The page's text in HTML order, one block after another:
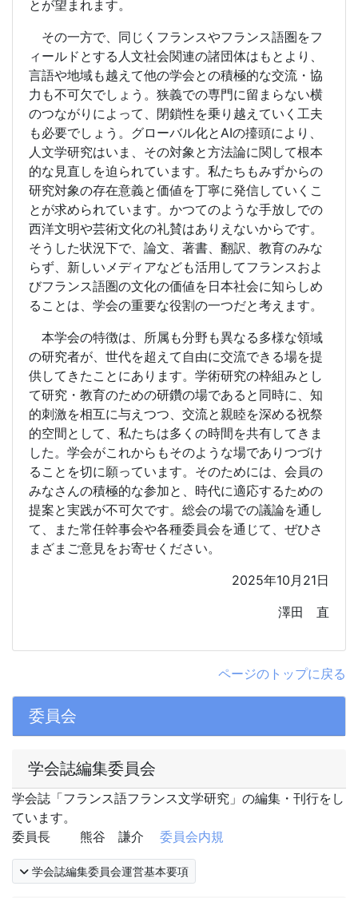
とが望まれます。
その一方で、同じくフランスやフランス語圏をフ
ィールドとする人文社会関連の諸団体はもとより、
言語や地域も越えて他の学会との積極的な交流・協
力も不可欠でしょう。狭義での専門に留まらない横
のつながりによって、閉鎖性を乗り越えていく工夫
も必要でしょう。グローバル化とAIの擡頭により、
人文学研究はいま、その対象と方法論に関して根本
的な見直しを迫られています。私たちもみずからの
研究対象の存在意義と価値を丁寧に発信していくこ
とが求められています。かつてのような手放しでの
西洋文明や芸術文化の礼賛はありえないからです。
そうした状況下で、論文、著書、翻訳、教育のみな
らず、新しいメディアなども活用してフランスおよ
びフランス語圏の文化の価値を日本社会に知らしめ
ることは、学会の重要な役割の一つだと考えます。
本学会の特徴は、所属も分野も異なる多様な領域
の研究者が、世代を超えて自由に交流できる場を提
供してきたことにあります。学術研究の枠組みとし
て研究・教育のための研鑽の場であると同時に、知
的刺激を相互に与えつつ、交流と親睦を深める祝祭
的空間として、私たちは多くの時間を共有してきま
した。学会がこれからもそのような場でありつづけ
ることを切に願っています。そのためには、会員の
みなさんの積極的な参加と、時代に適応するための
提案と実践が不可欠です。総会の場での議論を通し
て、また常任幹事会や各種委員会を通じて、ぜひさ
まざまご意見をお寄せください。
2025年10月21日
澤田 直
ページのトップに戻る
委員会
学会誌編集委員会
学会誌「フランス語フランス文学研究」の編集・刊行をし
ています。
委員長 熊谷 謙介 委員会内規
学会誌編集委員会運営基本要項